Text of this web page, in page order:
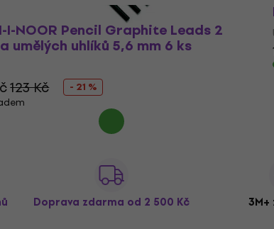
I-NOOR Pencil Graphite Leads 2
umělých uhlíků 5,6 mm 6 ks
123 Kč
- 21 %
Doprava zdarma od 2 500 Kč 3M+